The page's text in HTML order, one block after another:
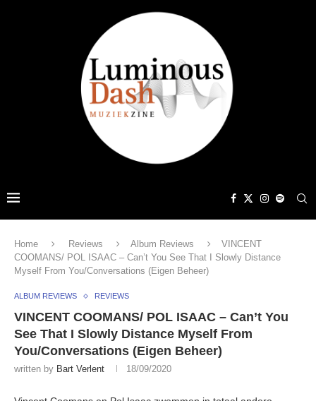
Home Reviews Album Reviews
VINCENT
COOMANS/ POL ISAAC – Can’t You See That I Slowly Distance
Myself From You/Conversations (Eigen Beheer)
ALBUM REVIEWS REVIEWS
VINCENT COOMANS/ POL ISAAC – Can’t You
See That I Slowly Distance Myself From
You/Conversations (Eigen Beheer)
written by Bart Verlent 18/09/2020